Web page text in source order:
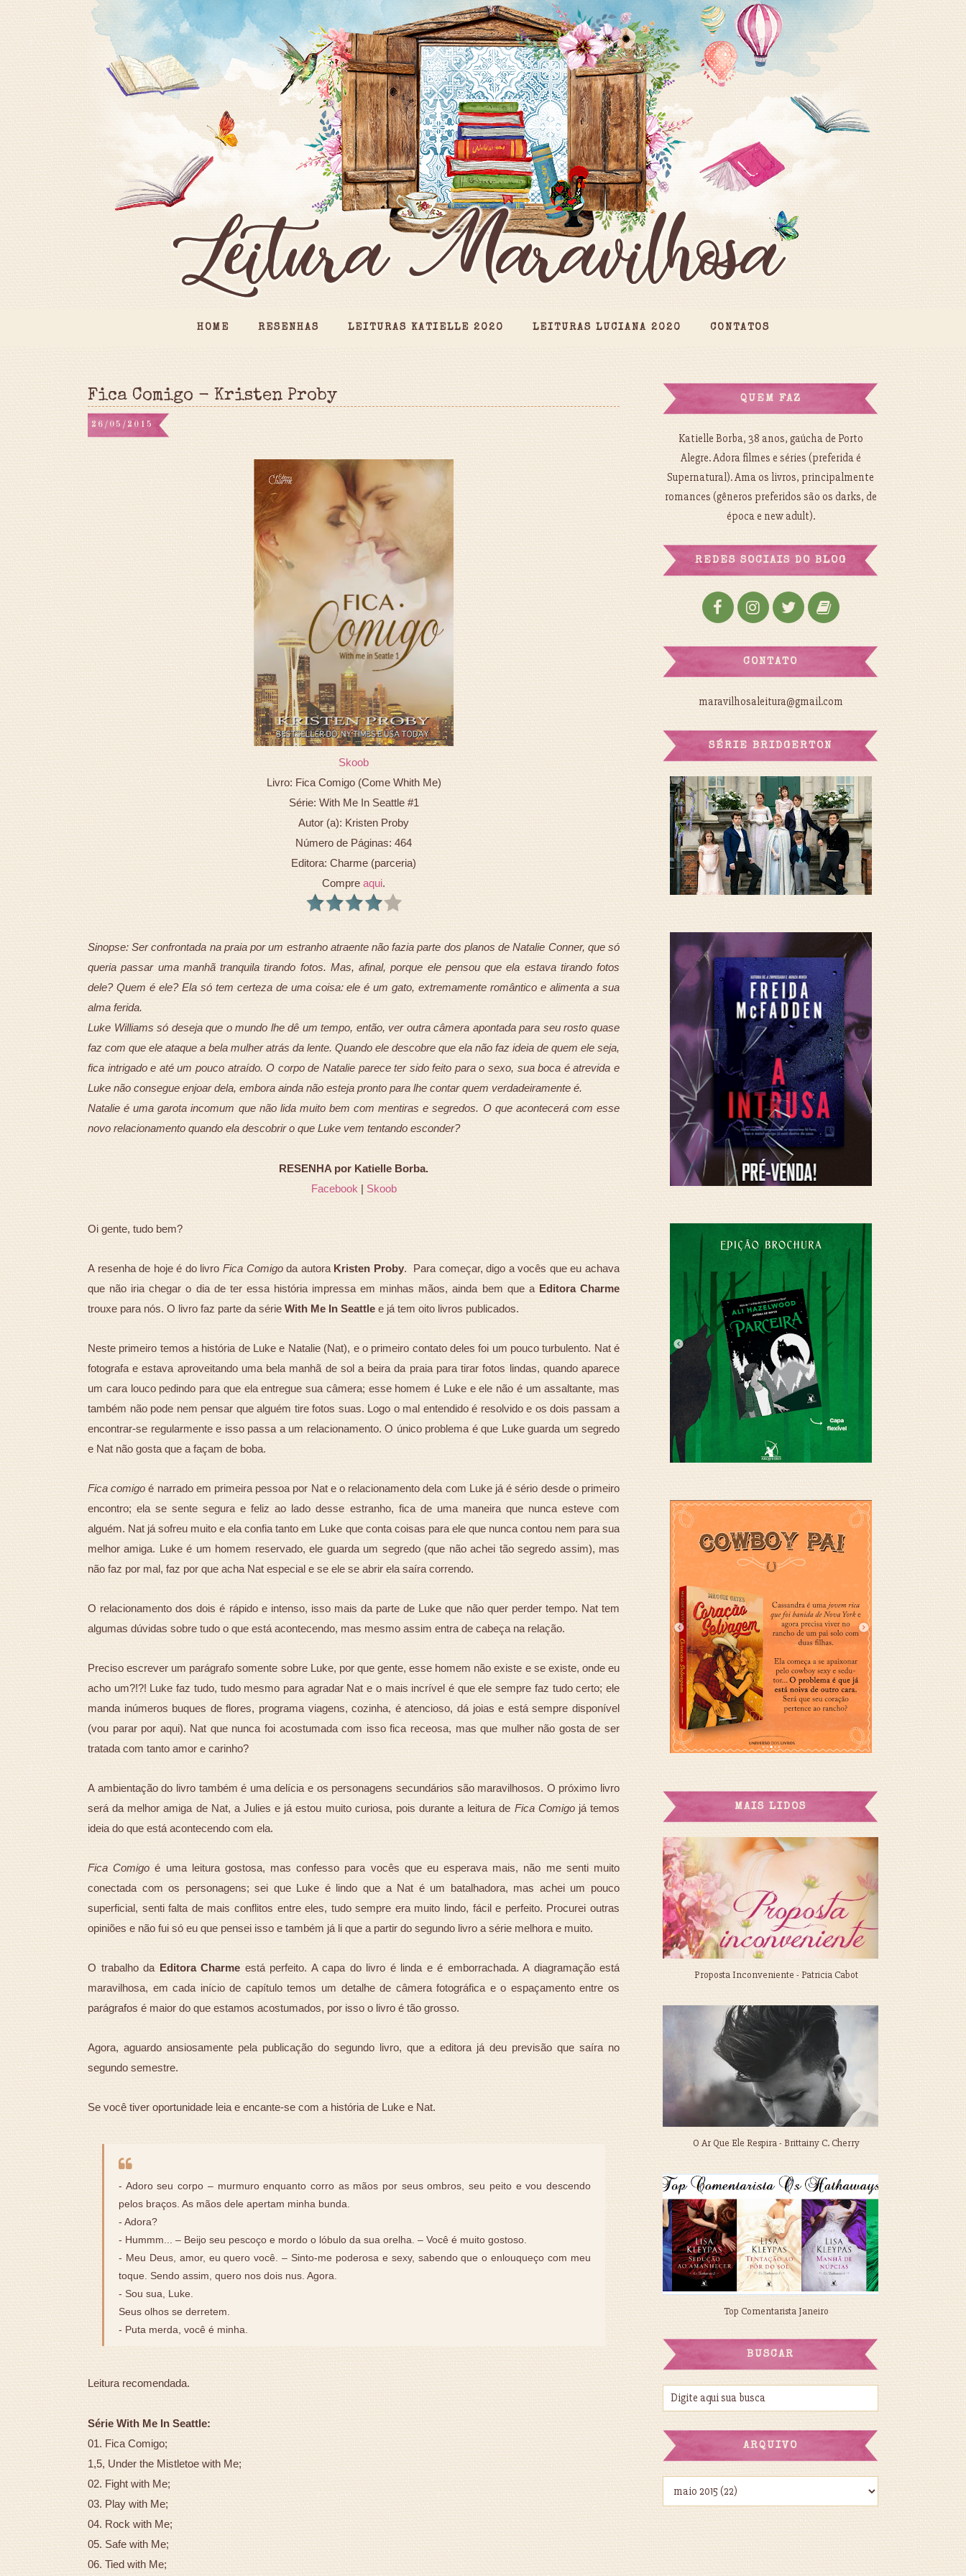
HOME RESENHAS LEITURAS KATIELLE 2020 LEITURAS LUCIANA 2020 CONTATOS
Fica Comigo - Kristen Proby
26/05/2015
Skoob
Livro: Fica Comigo (Come Whith Me)
Série: With Me In Seattle #1
Autor (a): Kristen Proby
Número de Páginas: 464
Editora: Charme (parceria)
Compre aqui.
Sinopse: Ser confrontada na praia por um estranho atraente não fazia parte dos planos de Natalie Conner, que só
queria passar uma manhã tranquila tirando fotos. Mas, afinal, porque ele pensou que ela estava tirando fotos
dele? Quem é ele? Ela só tem certeza de uma coisa: ele é um gato, extremamente romântico e alimenta a sua
alma ferida.
Luke Williams só deseja que o mundo lhe dê um tempo, então, ver outra câmera apontada para seu rosto quase
faz com que ele ataque a bela mulher atrás da lente. Quando ele descobre que ela não faz ideia de quem ele seja,
fica intrigado e até um pouco atraído. O corpo de Natalie parece ter sido feito para o sexo, sua boca é atrevida e
Luke não consegue enjoar dela, embora ainda não esteja pronto para lhe contar quem verdadeiramente é.
Natalie é uma garota incomum que não lida muito bem com mentiras e segredos. O que acontecerá com esse
novo relacionamento quando ela descobrir o que Luke vem tentando esconder?
RESENHA por Katielle Borba.
Facebook|Skoob
Oi gente, tudo bem?
A resenha de hoje é do livroFica Comigoda autora Kristen Proby. Para começar, digo a vocês que eu achava
que não iria chegar o dia de ter essa história impressa em minhas mãos, ainda bem que a Editora Charme
trouxe para nós. O livro faz parte da sérieWith Me In Seattlee já tem oito livros publicados.
Neste primeiro temos a história de Luke e Natalie (Nat), e o primeiro contato deles foi um pouco turbulento. Nat é
fotografa e estava aproveitando uma bela manhã de sol a beira da praia para tirar fotos lindas, quando aparece
um cara louco pedindo para que ela entregue sua câmera; esse homem é Luke e ele não é um assaltante, mas
também não pode nem pensar que alguém tire fotos suas. Logo o mal entendido é resolvido e os dois passam a
encontrar-se regularmente e isso passa a um relacionamento. O único problema é que Luke guarda um segredo
e Nat não gosta que a façam de boba.
Fica comigoé narrado em primeira pessoa por Nat e o relacionamento dela com Luke já é sério desde o primeiro
encontro; ela se sente segura e feliz ao lado desse estranho, fica de uma maneira que nunca esteve com
alguém. Nat já sofreu muito e ela confia tanto em Luke que conta coisas para ele que nunca contou nem para sua
melhor amiga. Luke é um homem reservado, ele guarda um segredo (que não achei tão segredo assim), mas
não faz por mal, faz por que acha Nat especial e se ele se abrir ela saíra correndo.
O relacionamento dos dois é rápido e intenso, isso mais da parte de Luke que não quer perder tempo. Nat tem
algumas dúvidas sobre tudo o que está acontecendo, mas mesmo assim entra de cabeça na relação.
Preciso escrever um parágrafo somente sobre Luke, por que gente, esse homem não existe e se existe, onde eu
acho um?!?! Luke faz tudo, tudo mesmo para agradar Nat e o mais incrível é que ele sempre faz tudo certo; ele
manda inúmeros buques de flores, programa viagens, cozinha, é atencioso, dá joias e está sempre disponível
(vou parar por aqui). Nat que nunca foi acostumada com isso fica receosa, mas que mulher não gosta de ser
tratada com tanto amor e carinho?
A ambientação do livro também é uma delícia e os personagens secundários são maravilhosos. O próximo livro
será da melhor amiga de Nat, a Julies e já estou muito curiosa, pois durante a leitura deFica Comigojá temos
ideia do que está acontecendo com ela.
Fica Comigoé uma leitura gostosa, mas confesso para vocês que eu esperava mais, não me senti muito
conectada com os personagens; sei que Luke é lindo que a Nat é um batalhadora, mas achei um pouco
superficial, senti falta de mais conflitos entre eles, tudo sempre era muito lindo, fácil e perfeito. Procurei outras
opiniões e não fui só eu que pensei isso e também já li que a partir do segundo livro a série melhora e muito.
O trabalho daEditora Charme está perfeito. A capa do livro é linda e é emborrachada. A diagramação está
maravilhosa, em cada início de capítulo temos um detalhe de câmera fotográfica e o espaçamento entre os
parágrafos é maior do que estamos acostumados, por isso o livro é tão grosso.
Agora, aguardo ansiosamente pela publicação do segundo livro, que a editora já deu previsão que saíra no
segundo semestre.
Se você tiver oportunidade leia e encante-se com a história de Luke e Nat.
- Adoro seu corpo – murmuro enquanto corro as mãos por seus ombros, seu peito e vou descendo
pelos braços. As mãos dele apertam minha bunda.
- Adora?
- Hummm... – Beijo seu pescoço e mordo o lóbulo da sua orelha. – Você é muito gostoso.
- Meu Deus, amor, eu quero você. – Sinto-me poderosa e sexy, sabendo que o enlouqueço com meu
toque. Sendo assim, quero nos dois nus. Agora.
- Sou sua, Luke.
Seus olhos se derretem.
- Puta merda, você é minha.
Leitura recomendada.
Série With Me In Seattle:
01. Fica Comigo;
1,5, Under the Mistletoe with Me;
02. Fight with Me;
03. Play with Me;
04. Rock with Me;
05. Safe with Me;
06. Tied with Me;
QUEM FAZ
Katielle Borba, 38 anos, gaúcha de Porto
Alegre. Adora filmes e séries (preferida é
Supernatural). Ama os livros, principalmente
romances (gêneros preferidos são os darks, de
época e new adult).
REDES SOCIAIS DO BLOG
CONTATO
maravilhosaleitura@gmail.com
SÉRIE BRIDGERTON
MAIS LIDOS
Proposta Inconveniente - Patricia Cabot
O Ar Que Ele Respira - Brittainy C. Cherry
Top Comentarista Janeiro
BUSCAR
ARQUIVO